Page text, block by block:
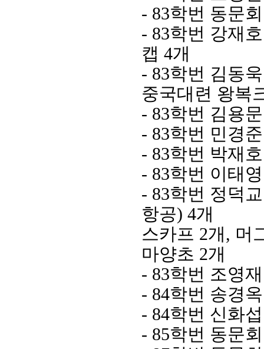
- 83학번 동문
- 83학번 강재
캡 4개
- 83학번 김동
중국대련 왕복
- 83학번 김용
- 83학번 민경
- 83학번 박재
- 83학번 이태
- 83학번 정덕
항공) 4개
스카프 2개, 머
마양초 2개
- 83학번 조영
- 84학번 송경
- 84학번 신화
- 85학번 동문